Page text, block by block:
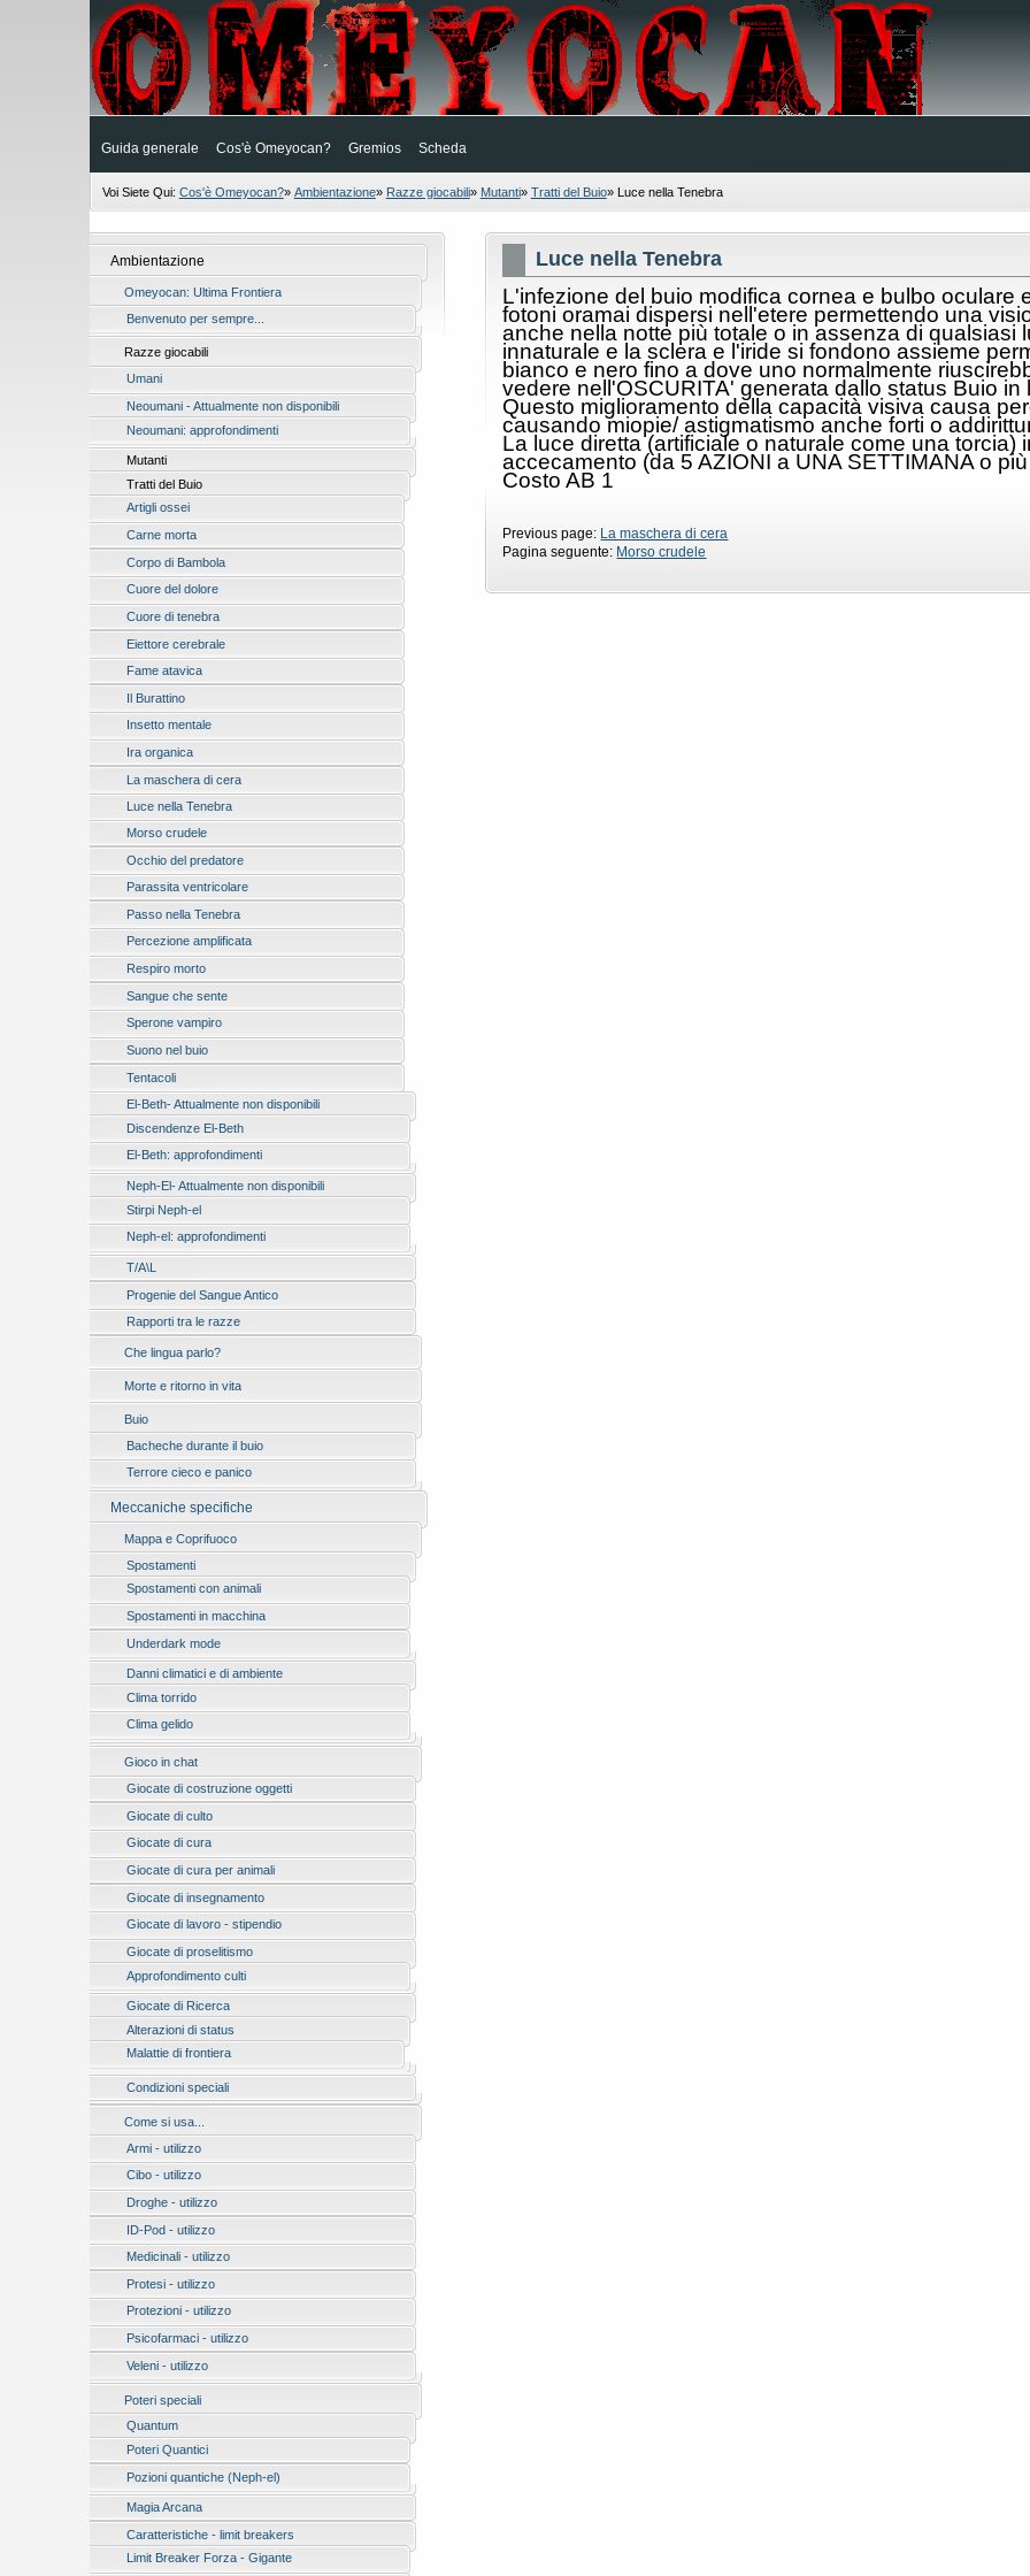
Guida generale Cos'è Omeyocan? Gremios Scheda
Voi Siete Qui: Cos'è Omeyocan?» Ambientazione» Razze giocabili» Mutanti» Tratti del Buio» Luce nella Tenebra
Ambientazione
Omeyocan: Ultima Frontiera
Benvenuto per sempre...
Razze giocabili
Umani
Neoumani - Attualmente non disponibili
Neoumani: approfondimenti
Mutanti
Tratti del Buio
Artigli ossei
Carne morta
Corpo di Bambola
Cuore del dolore
Cuore di tenebra
Eiettore cerebrale
Fame atavica
Il Burattino
Insetto mentale
Ira organica
La maschera di cera
Luce nella Tenebra
Morso crudele
Occhio del predatore
Parassita ventricolare
Passo nella Tenebra
Percezione amplificata
Respiro morto
Sangue che sente
Sperone vampiro
Suono nel buio
Tentacoli
El-Beth- Attualmente non disponibili
Discendenze El-Beth
El-Beth: approfondimenti
Neph-El- Attualmente non disponibili
Stirpi Neph-el
Neph-el: approfondimenti
T/A\L
Progenie del Sangue Antico
Rapporti tra le razze
Che lingua parlo?
Morte e ritorno in vita
Buio
Bacheche durante il buio
Terrore cieco e panico
Meccaniche specifiche
Mappa e Coprifuoco
Spostamenti
Spostamenti con animali
Spostamenti in macchina
Underdark mode
Danni climatici e di ambiente
Clima torrido
Clima gelido
Gioco in chat
Giocate di costruzione oggetti
Giocate di culto
Giocate di cura
Giocate di cura per animali
Giocate di insegnamento
Giocate di lavoro - stipendio
Giocate di proselitismo
Approfondimento culti
Giocate di Ricerca
Alterazioni di status
Malattie di frontiera
Condizioni speciali
Come si usa...
Armi - utilizzo
Cibo - utilizzo
Droghe - utilizzo
ID-Pod - utilizzo
Medicinali - utilizzo
Protesi - utilizzo
Protezioni - utilizzo
Psicofarmaci - utilizzo
Veleni - utilizzo
Poteri speciali
Quantum
Poteri Quantici
Pozioni quantiche (Neph-el)
Magia Arcana
Caratteristiche - limit breakers
Limit Breaker Forza - Gigante
Luce nella Tenebra
L'infezione del buio modifica cornea e bulbo oculare
fotoni oramai dispersi nell'etere permettendo una
anche nella notte più totale o in assenza di qualsiasi
innaturale e la sclera e l'iride si fondono assieme
bianco e nero fino a dove uno normalmente
vedere nell'OSCURITA' generata dallo status Buio in
Questo miglioramento della capacità visiva causa
causando miopie/ astigmatismo anche forti o
La luce diretta (artificiale o naturale come una
accecamento (da 5 AZIONI a UNA SETTIMANA o
Costo AB 1
Previous page: La maschera di cera
Pagina seguente: Morso crudele